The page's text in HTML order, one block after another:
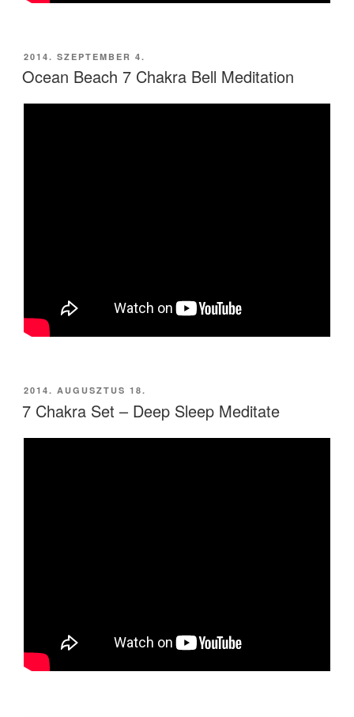
BEKÜLDVE:
2014. SZEPTEMBER 4.
Ocean Beach 7 Chakra Bell Meditation
BEKÜLDVE:
2014. AUGUSZTUS 18.
7 Chakra Set – Deep Sleep Meditate